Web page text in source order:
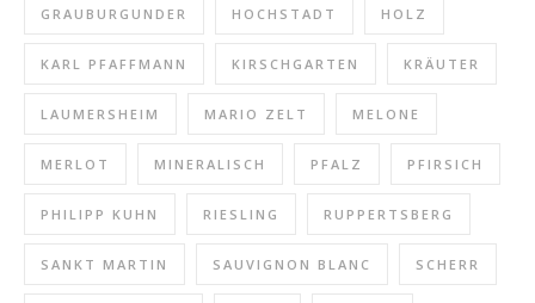
GRAUBURGUNDER HOCHSTADT HOLZ
KARL PFAFFMANN KIRSCHGARTEN KRÄUTER
LAUMERSHEIM MARIO ZELT MELONE
MERLOT MINERALISCH PFALZ PFIRSICH
PHILIPP KUHN RIESLING RUPPERTSBERG
SANKT MARTIN SAUVIGNON BLANC SCHERR